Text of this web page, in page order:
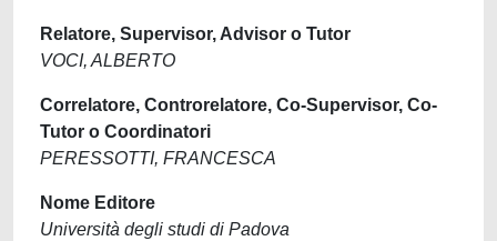
Relatore, Supervisor, Advisor o Tutor
VOCI, ALBERTO
Correlatore, Controrelatore, Co-Supervisor, Co-
Tutor o Coordinatori
PERESSOTTI, FRANCESCA
Nome Editore
Università degli studi di Padova